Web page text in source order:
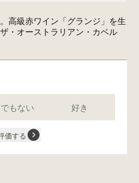
高級赤ワイン「グランジ」を生
・オーストラリアン・カベル
もない 好き
価する